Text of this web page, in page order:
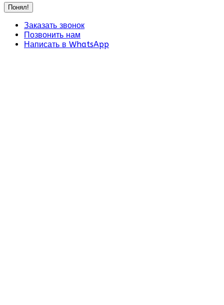
Понял!
Заказать звонок
Позвонить нам
Написать в WhatsApp